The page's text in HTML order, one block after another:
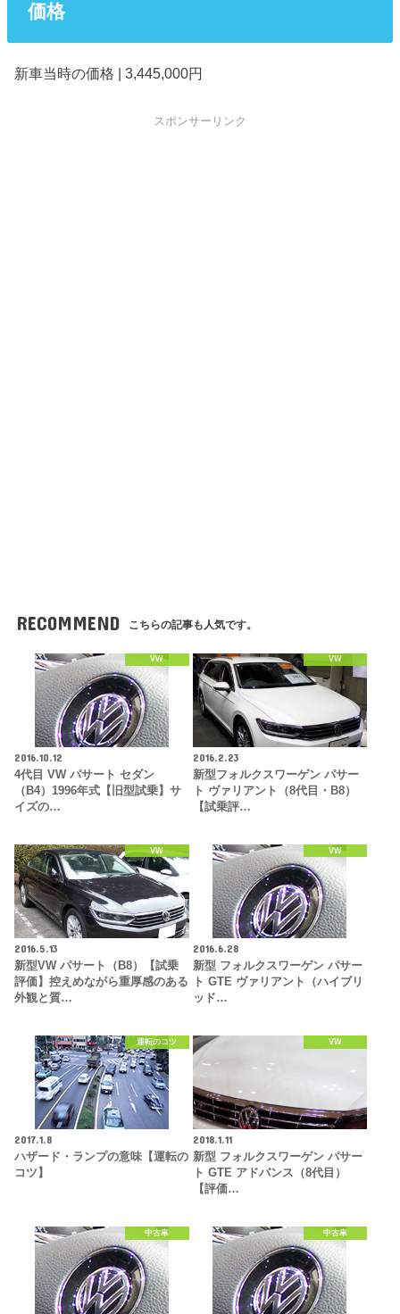
価格
新車当時の価格 | 3,445,000円
スポンサーリンク
RECOMMEND こちらの記事も人気です。
VW
2016.10.12
4代目 VW パサート セダン
（B4）1996年式【旧型試乗】サ
イズの…
VW
2016.2.23
新型フォルクスワーゲン パサー
ト ヴァリアント（8代目・B8）
【試乗評…
VW
2016.5.13
新型VW パサート（B8）【試乗
評価】控えめながら重厚感のある
外観と質…
VW
2016.6.28
新型 フォルクスワーゲン パサー
ト GTE ヴァリアント（ハイブリ
ッド…
運転のコツ
2017.1.8
ハザード・ランプの意味【運転の
コツ】
VW
2018.1.11
新型 フォルクスワーゲン パサー
ト GTE アドバンス（8代目）
【評価…
中古車 中古車